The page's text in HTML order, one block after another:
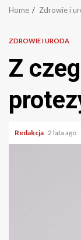
Home Zdrowie i
ZDROWIE I URODA
Z
Redakcja 2 lata ago